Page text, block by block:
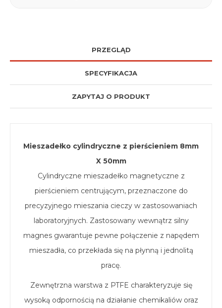
PRZEGLĄD
SPECYFIKACJA
ZAPYTAJ O PRODUKT
Mieszadełko cylindryczne z pierścieniem 8mm
X 50mm
Cylindryczne mieszadełko magnetyczne z
pierścieniem centrującym, przeznaczone do
precyzyjnego mieszania cieczy w zastosowaniach
laboratoryjnych. Zastosowany wewnątrz silny
magnes gwarantuje pewne połączenie z napędem
mieszadła, co przekłada się na płynną i jednolitą
pracę.
Zewnętrzna warstwa z PTFE charakteryzuje się
wysoką odpornością na działanie chemikaliów oraz